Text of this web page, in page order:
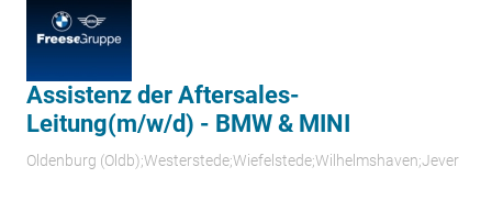
Assistenz der Aftersales-
Leitung(m/w/d) - BMW & MINI
Oldenburg (Oldb);Westerstede;Wiefelstede;Wilhelmshaven;Jever